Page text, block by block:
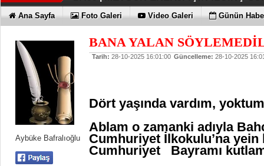
12:17 |THY REKOR KIRMAYI SEVİYOR
12:02 |ÖZEL FİYATLARLA GELDİLER
11:56 |İŞTE HONOR MAGIC V6
11:53 |TECNO'DA YENİLİKLER VAR
Ana Sayfa Foto Galeri Video Galeri Günün
Aybüke Bafralıoğlu
BANA YALAN
Tarih: 28-10-2025 16:01:00 Güncelleme: 28-10-2025
Dört yaşında vardım,
Ablam o zamanki adıyla
Cumhuriyet İlkokulu’na yein
Cumhuriyet Bayramı